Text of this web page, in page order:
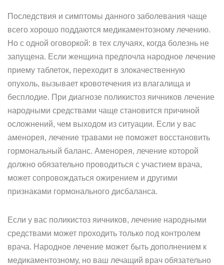
Последствия и симптомы данного заболевания чаще
всего хорошо поддаются медикаментозному лечению.
Но с одной оговоркой: в тех случаях, когда болезнь не
запущена. Если женщина предпочла народное лечение
приему таблеток, переходит в злокачественную
опухоль, вызывает кровотечения из влагалища и
бесплодие. При диагнозе поликистоз яичников лечение
народными средствами чаще становится причиной
осложнений, чем выходом из ситуации. Если у вас
аменорея, лечение травами не поможет восстановить
гормональный баланс. Аменорея, лечение которой
должно обязательно проводиться с участием врача,
может сопровождаться ожирением и другими
признаками гормонального дисбаланса.
Если у вас поликистоз яичников, лечение народными
средствами может проходить только под контролем
врача. Народное лечение может быть дополнением к
медикаментозному, но ваш лечащий врач обязательно